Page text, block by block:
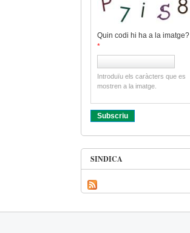
Quin codi hi ha a la imatge?
*
Introduïu els caràcters que es
mostren a la imatge.
SINDICA